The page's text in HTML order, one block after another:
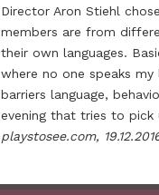
Director Aron Stiehl
members are from
their own languages.
where no one speaks
barriers language,
evening that tries to pick
playstosee.com,